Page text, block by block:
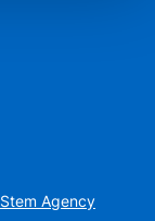
Stem Agency